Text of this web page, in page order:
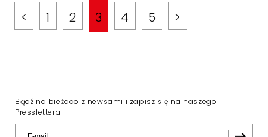
< 1 2 3 4 5 >
Bądź na bieżaco z newsami i zapisz się na naszego
Presslettera